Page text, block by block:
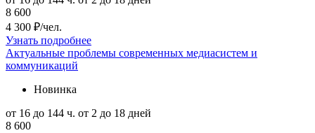
8 600
4 300 ₽/чел.
Узнать подробнее
Актуальные проблемы современных медиасистем и
коммуникаций
Новинка
от 16 до 144 ч. от 2 до 18 дней
8 600